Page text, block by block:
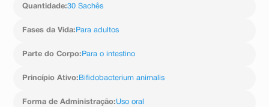
Quantidade:30 Sachês
Fases da Vida: Para adultos
Parte do Corpo: Para o intestino
Princípio Ativo: Bifidobacterium animalis
Forma de Administração:Uso oral